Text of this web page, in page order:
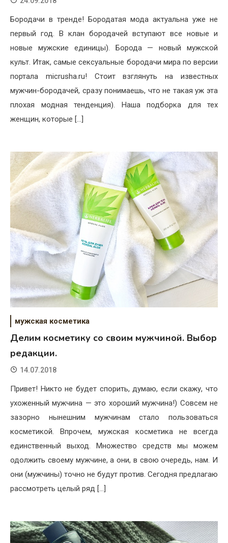
Бородачи в тренде! Бородатая мода актуальна уже не
первый год. В клан бородачей вступают все новые и
новые мужские единицы). Борода — новый мужской
культ. Итак, самые сексуальные бородачи мира по версии
портала micrusha.ru! Стоит взглянуть на известных
мужчин-бородачей, сразу понимаешь, что не такая уж эта
плохая модная тенденция). Наша подборка для тех
женщин, которые […]
мужская косметика
Делим косметику со своим мужчиной. Выбор
редакции.
14.07.2018
Привет! Никто не будет спорить, думаю, если скажу, что
ухоженный мужчина — это хороший мужчина!) Совсем не
зазорно нынешним мужчинам стало пользоваться
косметикой. Впрочем, мужская косметика не всегда
единственный выход. Множество средств мы можем
одолжить своему мужчине, а они, в свою очередь, нам. И
они (мужчины) точно не будут против. Сегодня предлагаю
рассмотреть целый ряд […]